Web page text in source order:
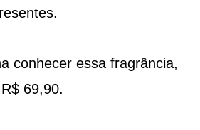
conhecer essa fragrância,
69,90.